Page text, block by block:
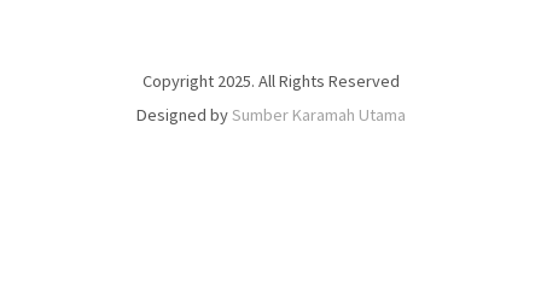
Copyright 2025. All Rights Reserved
Designed bySumber Karamah Utama